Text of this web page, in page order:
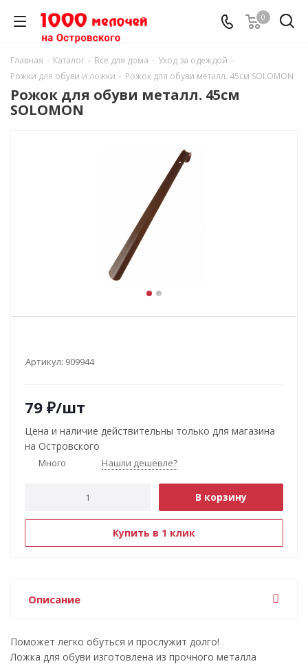
0
Главная - Каталог - Все для дома - Уход за одеждой -
Рожки для обуви и ложки - Рожок для обуви металл. 45см SOLOMON
Рожок для обуви металл. 45см
SOLOMON
Артикул: 909944
79 ₽/шт
Цена и наличие действительны только для магазина
на Островского
Много Нашли дешевле?
В корзину
Купить в 1 клик
Описание
Поможет легко обуться и прослужит долго!
Ложка для обуви изготовлена из прочного металла